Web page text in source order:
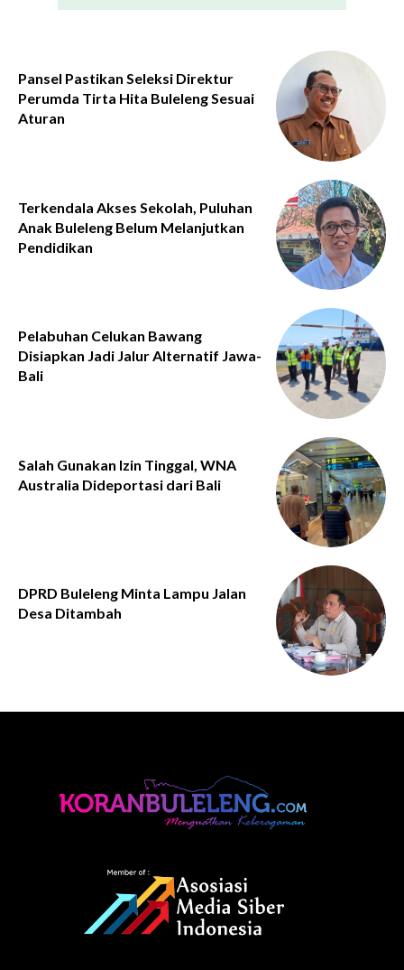
Pansel Pastikan Seleksi Direktur
Perumda Tirta Hita Buleleng Sesuai
Aturan
Terkendala Akses Sekolah, Puluhan
Anak Buleleng Belum Melanjutkan
Pendidikan
Pelabuhan Celukan Bawang
Disiapkan Jadi Jalur Alternatif Jawa-
Bali
Salah Gunakan Izin Tinggal, WNA
Australia Dideportasi dari Bali
DPRD Buleleng Minta Lampu Jalan
Desa Ditambah